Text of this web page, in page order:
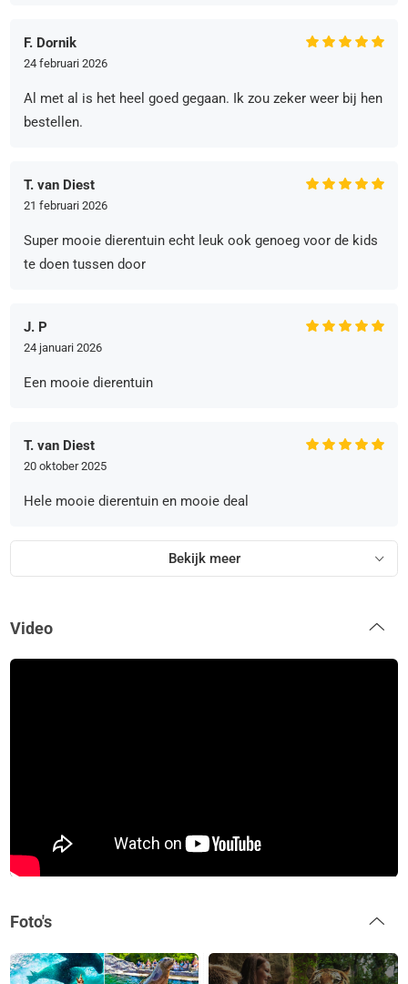
F. Dornik
24 februari 2026
Al met al is het heel goed gegaan. Ik zou zeker weer bij hen
bestellen.
T. van Diest
21 februari 2026
Super mooie dierentuin echt leuk ook genoeg voor de kids
te doen tussen door
J. P
24 januari 2026
Een mooie dierentuin
T. van Diest
20 oktober 2025
Hele mooie dierentuin en mooie deal
Bekijk meer
Video
Foto's